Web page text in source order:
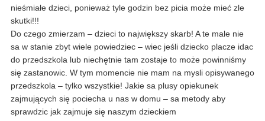
nieśmiałe dzieci, ponieważ tyle godzin bez picia może mieć zle
skutki!!!
Do czego zmierzam – dzieci to największy skarb! A te male nie
sa w stanie zbyt wiele powiedziec – wiec jeśli dziecko placze idac
do przedszkola lub niechętnie tam zostaje to może powinniśmy
się zastanowic. W tym momencie nie mam na mysli opisywanego
przedszkola – tylko wszystkie! Jakie sa plusy opiekunek
zajmujących się pociecha u nas w domu – sa metody aby
sprawdzic jak zajmuje się naszym dzieckiem